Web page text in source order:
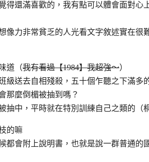
得還滿喜歡的，我有點可以體會面對心
像力非常貧乏的人光看文字敘述實在很
道（我有看過【1984】我超強～）
級送去自相殘殺，五十個乍聽之下滿多
那麼倒楣被抽到嗎？
抽中，平時就在特別訓練自己之類的（
的嘛
都會附上說明書，也就是說一群普通的